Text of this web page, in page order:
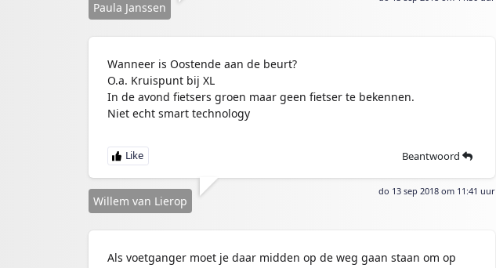
Paula Janssen
Wanneer is Oostende aan de beurt?
O.a. Kruispunt bij XL
In de avond fietsers groen maar geen fietser te bekennen.
Niet echt smart technology
Beantwoord
do 13 sep 2018 om 11:41 uur
Willem van Lierop
Als voetganger moet je daar midden op de weg gaan staan om op